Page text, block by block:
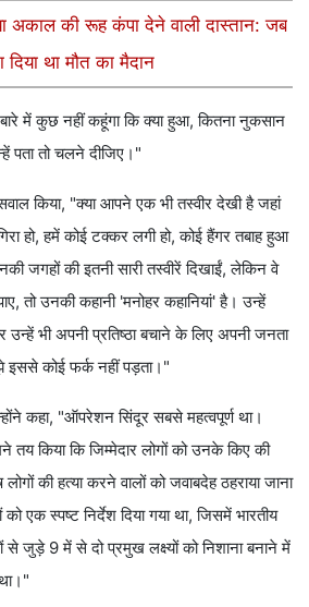
अकाल की रूह कंपा देने वाली दास्तान: जब
था मौत का मैदान
में कुछ नहीं कहूंगा कि क्या हुआ, कितना नुकसान
तो चलने दीजिए।"
किया, "क्या आपने एक भी तस्वीर देखी है जहां
हो, हमें कोई टक्कर लगी हो, कोई हैंगर तबाह हुआ
जगहों की इतनी सारी तस्वीरें दिखाईं, लेकिन वे
तो उनकी कहानी 'मनोहर कहानियां' है। उन्हें
भी अपनी प्रतिष्ठा बचाने के लिए अपनी जनता
इससे कोई फर्क नहीं पड़ता।"
कहा, "ऑपरेशन सिंदूर सबसे महत्वपूर्ण था।
तय किया कि जिम्मेदार लोगों को उनके किए की
लोगों की हत्या करने वालों को जवाबदेह ठहराया जाना
एक स्पष्ट निर्देश दिया गया था, जिसमें भारतीय
से जुड़े 9 में से दो प्रमुख लक्ष्यों को निशाना बनाने में